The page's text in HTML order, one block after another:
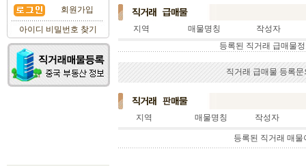
회원가입
아이디 비밀번호 찾기 지역 매물명칭
작성자
등록된 직거래 급매물
직거래 급매물 등록문
지역 매물명칭 작성자
등록된 직거래 매물